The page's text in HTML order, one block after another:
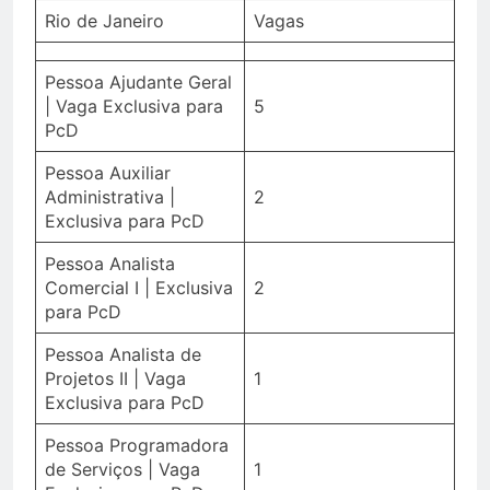
Rio de Janeiro Vagas
Pessoa Ajudante Geral
| Vaga Exclusiva para
PcD
5
Pessoa Auxiliar
Administrativa |
Exclusiva para PcD
2
Pessoa Analista
Comercial I | Exclusiva
para PcD
2
Pessoa Analista de
Projetos II | Vaga
Exclusiva para PcD
1
Pessoa Programadora
de Serviços | Vaga
1